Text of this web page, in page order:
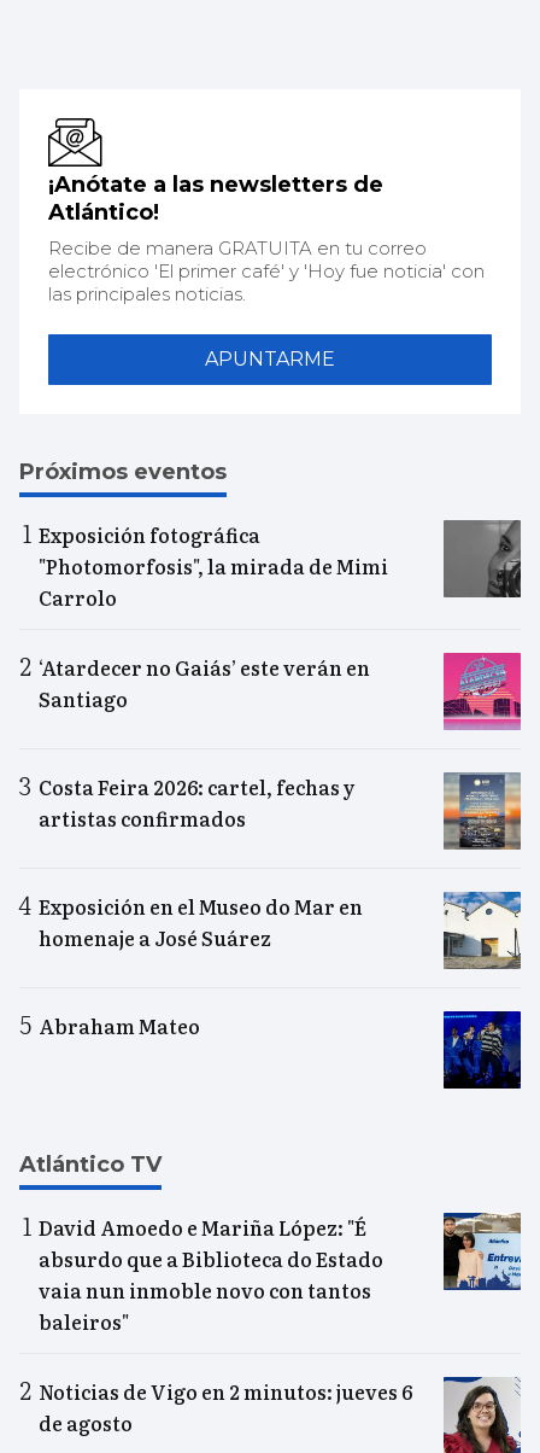
¡Anótate a las newsletters de
Atlántico!
Recibe de manera GRATUITA en tu correo
electrónico 'El primer café' y 'Hoy fue noticia' con
las principales noticias.
APUNTARME
Próximos eventos
Exposición fotográfica
"Photomorfosis", la mirada de Mimi
Carrolo
‘Atardecer no Gaiás’ este verán en
Santiago
Costa Feira 2026: cartel, fechas y
artistas confirmados
Exposición en el Museo do Mar en
homenaje a José Suárez
Abraham Mateo
Atlántico TV
David Amoedo e Mariña López: "É
absurdo que a Biblioteca do Estado
vaia nun inmoble novo con tantos
baleiros"
Noticias de Vigo en 2 minutos: jueves 6
de agosto